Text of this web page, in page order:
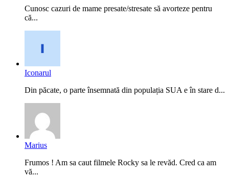
Cunosc cazuri de mame presate/stresate să avorteze pentru
că...
Iconarul
Din păcate, o parte însemnată din populația SUA e în stare d...
Marius
Frumos ! Am sa caut filmele Rocky sa le revăd. Cred ca am
vă...